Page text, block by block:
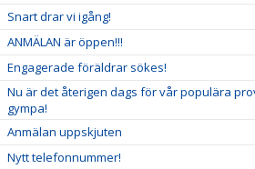
Snart drar vi igång!
ANMÄLAN är öppen!!!
Engagerade föräldrar sökes!
Nu är det återigen dags för vår populära
gympa!
Anmälan uppskjuten
Nytt telefonnummer!